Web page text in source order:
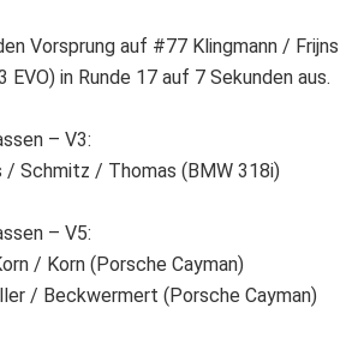
Vorsprung auf #77 Klingmann / Frijns
EVO) in Runde 17 auf 7 Sekunden aus.
– V3:
/ Schmitz / Thomas (BMW 318i)
– V5:
/ Korn (Porsche Cayman)
/ Beckwermert (Porsche Cayman)